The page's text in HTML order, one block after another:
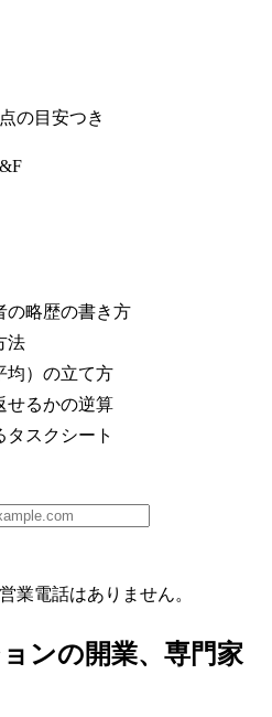
の目安つき
の略歴の書き方
法
均）の立て方
せるかの逆算
タスクシート
業電話はありません。
ンの開業、専門家